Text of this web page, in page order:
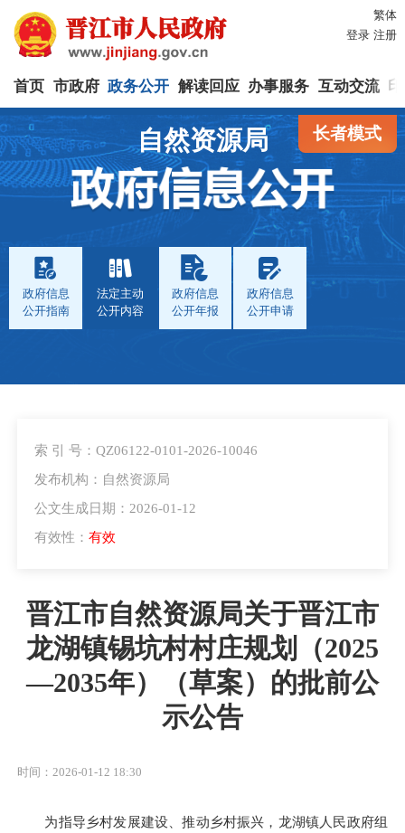
繁体
登录 注册
首页 市政府 政务公开 解读回应 办事服务 互动交流
长者模式
自然资源局
政府信息
公开指南
法定主动
公开内容
政府信息
公开年报
政府信息
公开申请
索 引 号：QZ06122-0101-2026-10046
发布机构：自然资源局
公文生成日期：2026-01-12
有效性： 有效
晋江市自然资源局关于晋江市
龙湖镇锡坑村村庄规划（2025
—2035年）（草案）的批前公
示公告
时间：2026-01-12 18:30
为指导乡村发展建设、推动乡村振兴，龙湖镇人民政府组